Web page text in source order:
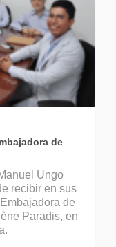
de
Ungo
recibir en sus
de
Paradis, en